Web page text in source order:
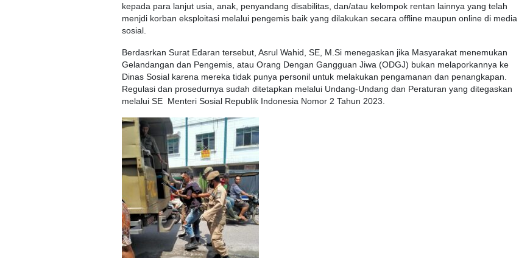
kepada para lanjut usia, anak, penyandang disabilitas, dan/atau kelompok rentan lainnya yang telah
menjdi korban eksploitasi melalui pengemis baik yang dilakukan secara offline maupun online di media
sosial.
Berdasrkan Surat Edaran tersebut, Asrul Wahid, SE, M.Si menegaskan jika Masyarakat menemukan
Gelandangan dan Pengemis, atau Orang Dengan Gangguan Jiwa (ODGJ) bukan melaporkannya ke
Dinas Sosial karena mereka tidak punya personil untuk melakukan pengamanan dan penangkapan.
Regulasi dan prosedurnya sudah ditetapkan melalui Undang-Undang dan Peraturan yang ditegaskan
melalui SE Menteri Sosial Republik Indonesia Nomor 2 Tahun 2023.